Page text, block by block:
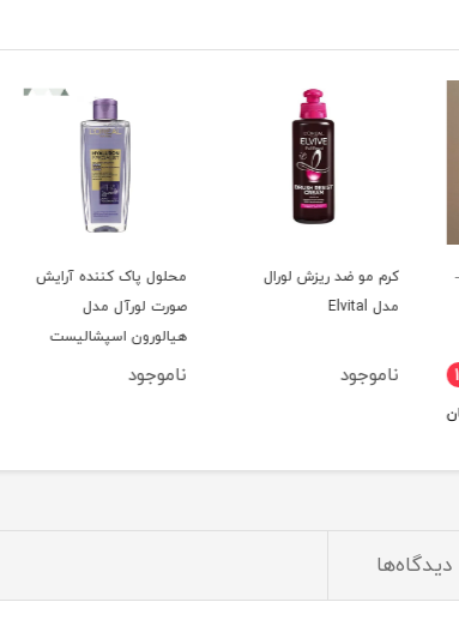
کرم مو ضد ریزش لورال
ناموجود
محلول پاک کننده آرایش
صورت لورآل مدل
هیالورون اسپشالیست
Specialist
دیدگاه‌ها